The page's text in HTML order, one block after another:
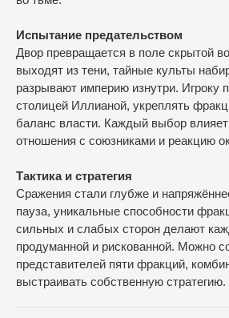
Испытание предательством
Двор превращается в поле скрытой
выходят из тени, тайные культы
разрывают империю изнутри. Игроку
столицей Иллианой, укреплять
баланс власти. Каждый выбор
отношения с союзниками и реакцию
Тактика и стратегия
Сражения стали глубже и
пауза, уникальные способности
сильных и слабых сторон делают
продуманной и рискованной. Можно
представителей пяти фракций,
выстраивать собственную стратегию.